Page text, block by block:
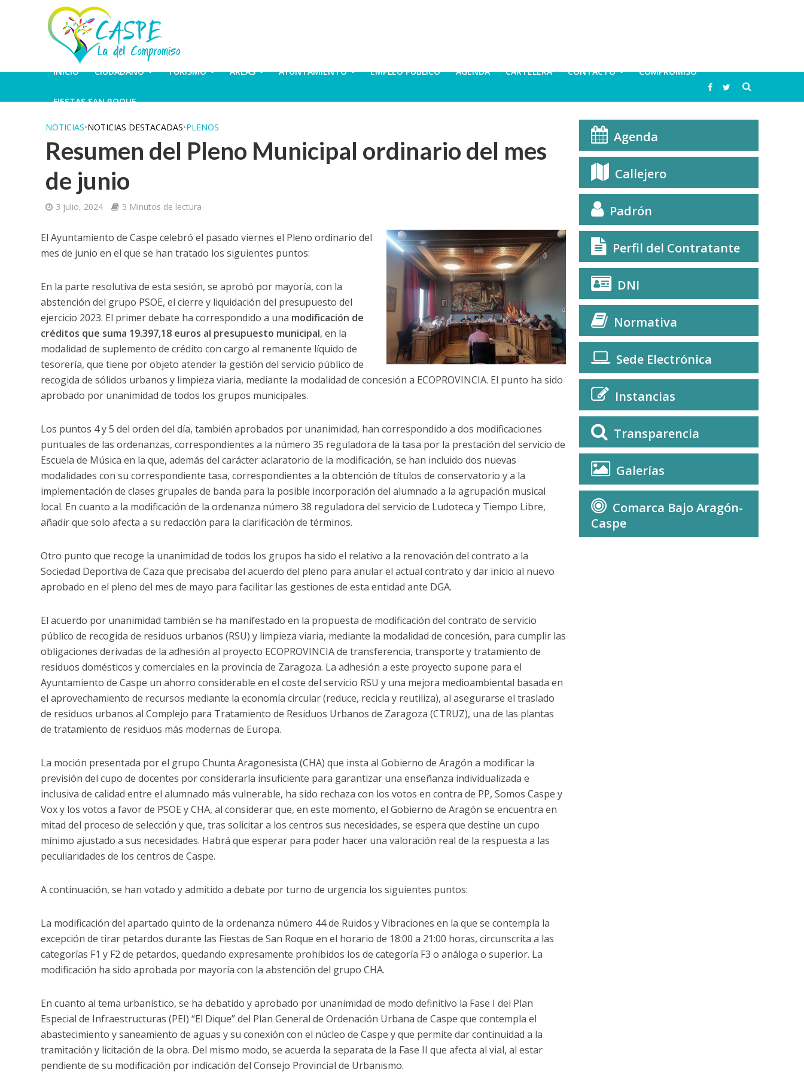
INICIO CIUDADANO TURISMO ÁREAS AYUNTAMIENTO EMPLEO PÚBLICO AGENDA CARTELERA CONTACTO COMPROMISO
FIESTAS SAN ROQUE
NOTICIAS•NOTICIAS DESTACADAS•PLENOS
Resumen del Pleno Municipal ordinario del mes
de junio
3 julio, 2024 5 Minutos de lectura
El Ayuntamiento de Caspe celebró el pasado viernes el Pleno ordinario del
mes de junio en el que se han tratado los siguientes puntos:
En la parte resolutiva de esta sesión, se aprobó por mayoría, con la
abstención del grupo PSOE, el cierre y liquidación del presupuesto del
ejercicio 2023. El primer debate ha correspondido a una modificación de
créditos que suma 19.397,18 euros al presupuesto municipal, en la
modalidad de suplemento de crédito con cargo al remanente líquido de
tesorería, que tiene por objeto atender la gestión del servicio público de
recogida de sólidos urbanos y limpieza viaria, mediante la modalidad de concesión a ECOPROVINCIA. El punto ha sido
aprobado por unanimidad de todos los grupos municipales.
Los puntos 4 y 5 del orden del día, también aprobados por unanimidad, han correspondido a dos modificaciones
puntuales de las ordenanzas, correspondientes a la número 35 reguladora de la tasa por la prestación del servicio de
Escuela de Música en la que, además del carácter aclaratorio de la modificación, se han incluido dos nuevas
modalidades con su correspondiente tasa, correspondientes a la obtención de títulos de conservatorio y a la
implementación de clases grupales de banda para la posible incorporación del alumnado a la agrupación musical
local. En cuanto a la modificación de la ordenanza número 38 reguladora del servicio de Ludoteca y Tiempo Libre,
añadir que solo afecta a su redacción para la clarificación de términos.
Otro punto que recoge la unanimidad de todos los grupos ha sido el relativo a la renovación del contrato a la
Sociedad Deportiva de Caza que precisaba del acuerdo del pleno para anular el actual contrato y dar inicio al nuevo
aprobado en el pleno del mes de mayo para facilitar las gestiones de esta entidad ante DGA.
El acuerdo por unanimidad también se ha manifestado en la propuesta de modificación del contrato de servicio
público de recogida de residuos urbanos (RSU) y limpieza viaria, mediante la modalidad de concesión, para cumplir las
obligaciones derivadas de la adhesión al proyecto ECOPROVINCIA de transferencia, transporte y tratamiento de
residuos domésticos y comerciales en la provincia de Zaragoza. La adhesión a este proyecto supone para el
Ayuntamiento de Caspe un ahorro considerable en el coste del servicio RSU y una mejora medioambiental basada en
el aprovechamiento de recursos mediante la economía circular (reduce, recicla y reutiliza), al asegurarse el traslado
de residuos urbanos al Complejo para Tratamiento de Residuos Urbanos de Zaragoza (CTRUZ), una de las plantas
de tratamiento de residuos más modernas de Europa.
La moción presentada por el grupo Chunta Aragonesista (CHA) que insta al Gobierno de Aragón a modificar la
previsión del cupo de docentes por considerarla insuficiente para garantizar una enseñanza individualizada e
inclusiva de calidad entre el alumnado más vulnerable, ha sido rechaza con los votos en contra de PP, Somos Caspe y
Vox y los votos a favor de PSOE y CHA, al considerar que, en este momento, el Gobierno de Aragón se encuentra en
mitad del proceso de selección y que, tras solicitar a los centros sus necesidades, se espera que destine un cupo
mínimo ajustado a sus necesidades. Habrá que esperar para poder hacer una valoración real de la respuesta a las
peculiaridades de los centros de Caspe.
A continuación, se han votado y admitido a debate por turno de urgencia los siguientes puntos:
La modificación del apartado quinto de la ordenanza número 44 de Ruidos y Vibraciones en la que se contempla la
excepción de tirar petardos durante las Fiestas de San Roque en el horario de 18:00 a 21:00 horas, circunscrita a las
categorías F1 y F2 de petardos, quedando expresamente prohibidos los de categoría F3 o análoga o superior. La
modificación ha sido aprobada por mayoría con la abstención del grupo CHA.
En cuanto al tema urbanístico, se ha debatido y aprobado por unanimidad de modo definitivo la Fase I del Plan
Especial de Infraestructuras (PEI) “El Dique” del Plan General de Ordenación Urbana de Caspe que contempla el
abastecimiento y saneamiento de aguas y su conexión con el núcleo de Caspe y que permite dar continuidad a la
tramitación y licitación de la obra. Del mismo modo, se acuerda la separata de la Fase II que afecta al vial, al estar
pendiente de su modificación por indicación del Consejo Provincial de Urbanismo.
Agenda
Callejero
Padrón
Perfil del Contratante
DNI
Normativa
Sede Electrónica
Instancias
Transparencia
Galerías
Comarca Bajo Aragón-
Caspe